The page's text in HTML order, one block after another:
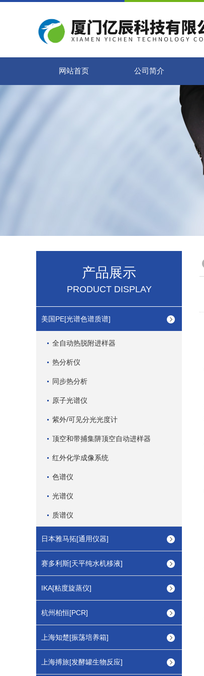
网站首页 公司简介
产品展示
PRODUCT DISPLAY
美国PE[光谱色谱质谱]
全自动热脱附进样器
热分析仪
同步热分析
原子光谱仪
紫外/可见分光光度计
顶空和带捕集阱顶空自动进样器
红外化学成像系统
色谱仪
光谱仪
质谱仪
日本雅马拓[通用仪器]
赛多利斯[天平纯水机移液]
IKA[粘度旋蒸仪]
杭州柏恒[PCR]
上海知楚[振荡培养箱]
上海搏旅[发酵罐生物反应]